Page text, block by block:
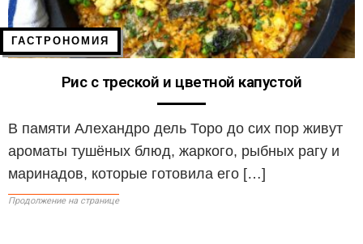
ГАСТРОНОМИЯ
Рис с треской и цветной капустой
В памяти Алехандро дель Торо до сих пор живут
ароматы тушёных блюд, жаркого, рыбных рагу и
маринадов, которые готовила его […]
Продолжение на странице